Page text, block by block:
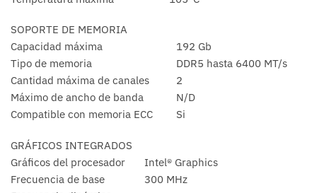
SOPORTE DE MEMORIA
Capacidad máxima
192 Gb
Tipo de memoria
DDR5 hasta 6400 MT/s
Cantidad máxima de canales
2
Máximo de ancho de banda
N/D
Compatible con memoria ECC
Si
GRÁFICOS INTEGRADOS
Gráficos del procesador
Intel® Graphics
Frecuencia de base
300 MHz